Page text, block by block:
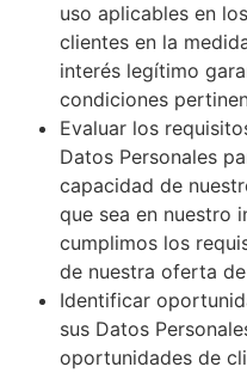
uso aplicables en
clientes en la
interés legítimo
condiciones
Evaluar los
Datos Personales
capacidad de
que sea en nuestro
cumplimos los
de nuestra oferta
Identificar
sus Datos
oportunidades de